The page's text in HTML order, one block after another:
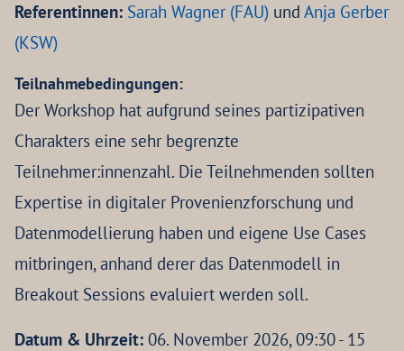
Referentinnen: Sarah Wagner (FAU) und Anja Gerber
(KSW)
Teilnahmebedingungen:
Der Workshop hat aufgrund seines partizipativen
Charakters eine sehr begrenzte
Teilnehmer:innenzahl. Die Teilnehmenden sollten
Expertise in digitaler Provenienzforschung und
Datenmodellierung haben und eigene Use Cases
mitbringen, anhand derer das Datenmodell in
Breakout Sessions evaluiert werden soll.
Datum & Uhrzeit: 06. November 2026, 09:30 - 15